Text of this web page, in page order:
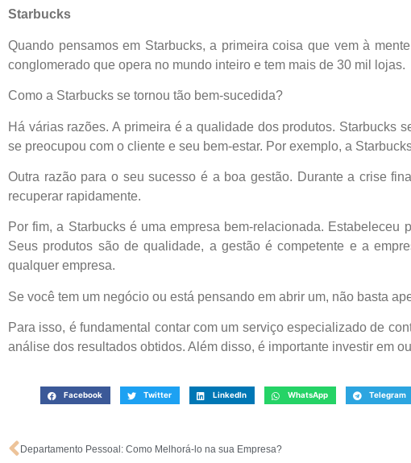
Starbucks
Quando pensamos em Starbucks, a primeira coisa que vem à
conglomerado que opera no mundo inteiro e tem mais de 30 mil lojas.
Como a Starbucks se tornou tão bem-sucedida?
Há várias razões. A primeira é a qualidade dos produtos. Starbucks
se preocupou com o cliente e seu bem-estar. Por exemplo, a
Outra razão para o seu sucesso é a boa gestão. Durante a crise
recuperar rapidamente.
Por fim, a Starbucks é uma empresa bem-relacionada.
Seus produtos são de qualidade, a gestão é competente e a
qualquer empresa.
Se você tem um negócio ou está pensando em abrir um, não basta
Para isso, é fundamental contar com um serviço especializado de
análise dos resultados obtidos. Além disso, é importante investir em
Facebook Twitter LinkedIn WhatsApp Telegram
Departamento Pessoal: Como Melhorá-lo na sua Empresa?